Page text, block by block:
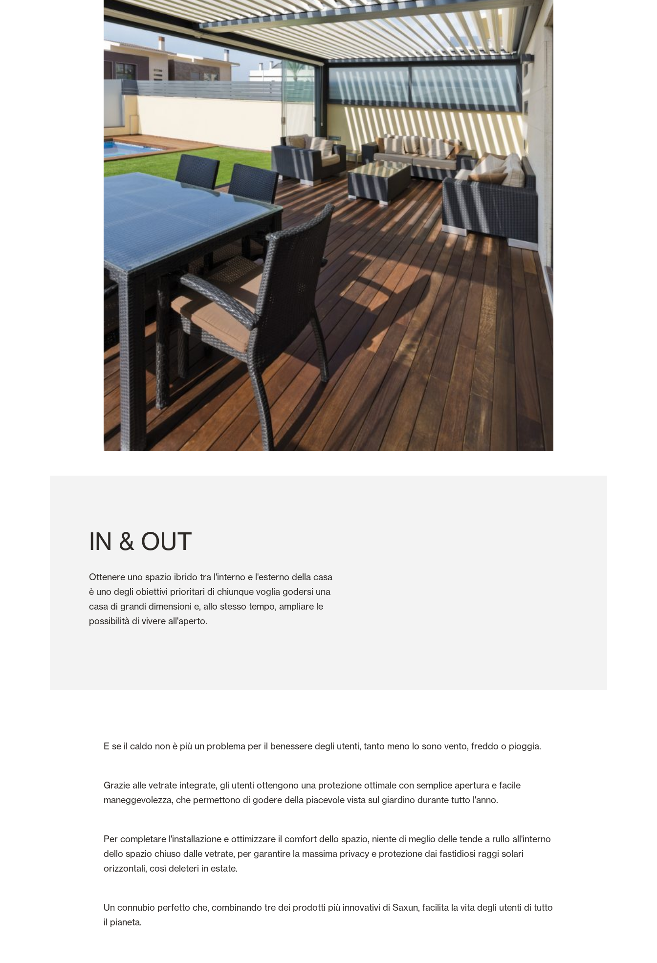
IN & OUT
Ottenere uno spazio ibrido tra l'interno e l'esterno della casa
è uno degli obiettivi prioritari di chiunque voglia godersi una
casa di grandi dimensioni e, allo stesso tempo, ampliare le
possibilità di vivere all'aperto.
E se il caldo non è più un problema per il benessere degli utenti, tanto meno lo sono vento, freddo o pioggia.
Grazie alle vetrate integrate, gli utenti ottengono una protezione ottimale con semplice apertura e facile
maneggevolezza, che permettono di godere della piacevole vista sul giardino durante tutto l'anno.
Per completare l'installazione e ottimizzare il comfort dello spazio, niente di meglio delle tende a rullo all'interno
dello spazio chiuso dalle vetrate, per garantire la massima privacy e protezione dai fastidiosi raggi solari
orizzontali, così deleteri in estate.
Un connubio perfetto che, combinando tre dei prodotti più innovativi di Saxun, facilita la vita degli utenti di tutto
il pianeta.